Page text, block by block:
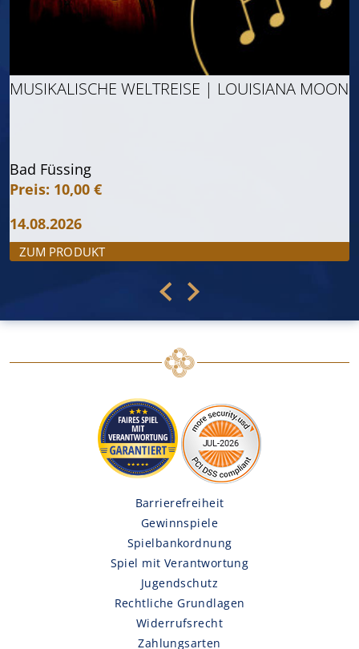
MUSIKALISCHE WELTREISE | LOUISIANA MOON
Bad Füssing
Preis: 10,00 €
14.08.2026
ZUM PRODUKT
Barrierefreiheit
Gewinnspiele
Spielbankordnung
Spiel mit Verantwortung
Jugendschutz
Rechtliche Grundlagen
Widerrufsrecht
Zahlungsarten